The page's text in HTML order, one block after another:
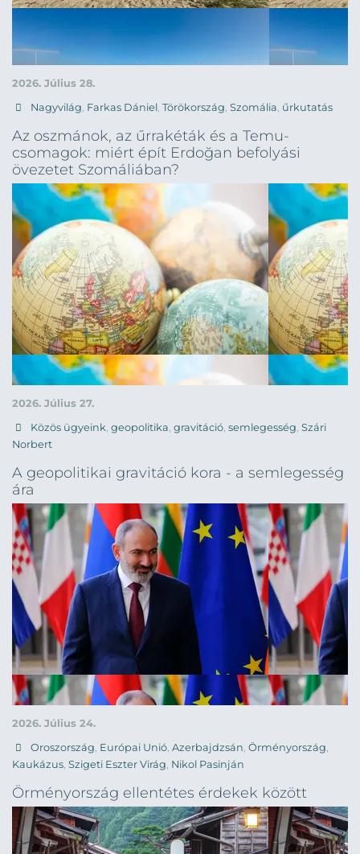
2026. Július 28.
Nagyvilág Farkas Dániel Törökország Szomália űrkutatás
Az oszmánok, az űrrakéták és a Temu-
csomagok: miért épít Erdoğan befolyási
övezetet Szomáliában?
2026. Július 27.
Közös ügyeink, geopolitika, gravitáció, semlegesség, Szári
Norbert
A geopolitikai gravitáció kora - a semlegesség
ára
2026. Július 24.
Oroszország, Európai Unió, Azerbajdzsán, Örményország,
Kaukázus, Szigeti Eszter Virág, Nikol Pasinján
Örményország ellentétes érdekek között